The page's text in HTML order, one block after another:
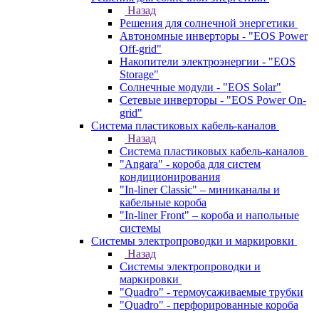
Назад
Решения для солнечной энергетики
Автономные инверторы - "EOS Power
Off-grid"
Накопители электроэнергии - "EOS
Storage"
Солнечные модули - "EOS Solar"
Сетевые инверторы - "EOS Power On-
grid"
Система пластиковых кабель-каналов
Назад
Система пластиковых кабель-каналов
"Angara" - короба для систем
кондиционирования
"In-liner Classic" – миниканалы и
кабельные короба
"In-liner Front" – короба и напольные
системы
Системы электропроводки и маркировки
Назад
Системы электропроводки и
маркировки
"Quadro" - термоусаживаемые трубки
"Quadro" - перфорированные короба